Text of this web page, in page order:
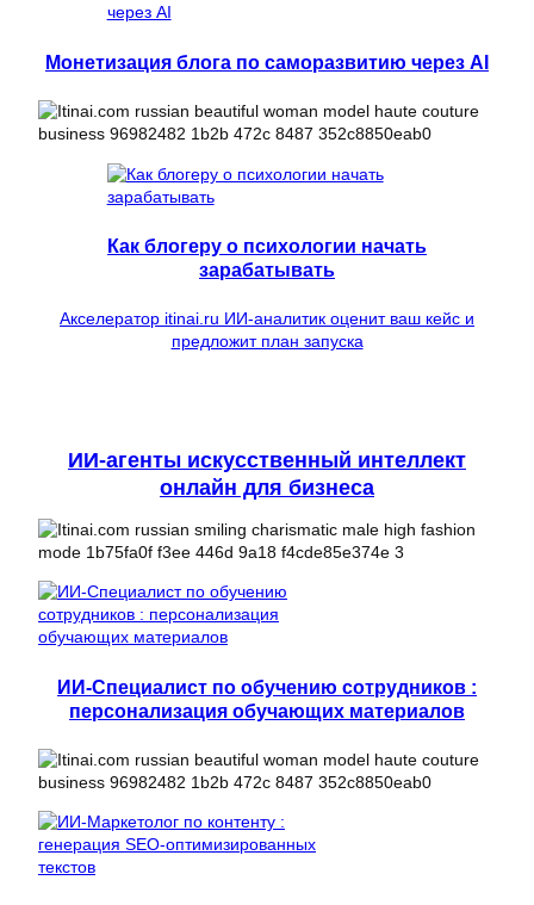
Монетизация блога по саморазвитию через AI
Как блогеру о психологии начать
зарабатывать
Акселератор itinai.ru ИИ-аналитик оценит ваш кейс и
предложит план запуска
ИИ-агенты искусственный интеллект
онлайн для бизнеса
ИИ-Специалист по обучению сотрудников :
персонализация обучающих материалов